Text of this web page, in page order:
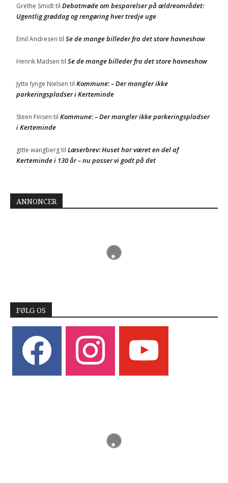
Grethe Smidttil Debatmøde om besparelser på ældreområdet:
Ugentlig grøddag og rengøring hver tredje uge
Emil Andresen til Se de mange billeder fra det store havneshow
Henrik Madsen til Se de mange billeder fra det store havneshow
Jytte lynge Nielsen til Kommune: – Der mangler ikke
parkeringspladser i Kerteminde
Steen Finsen til Kommune: – Der mangler ikke parkeringspladser
i Kerteminde
gitte wangbergtil Læserbrev: Huset har været en del af
Kerteminde i 130 år – nu passer vi godt på det
ANNONCER
FØLG OS
instagram